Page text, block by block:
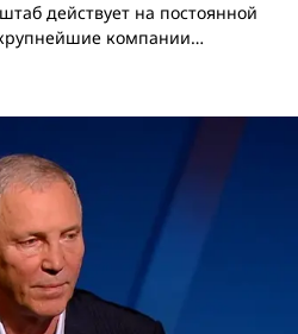
действует на постоянной
компании…